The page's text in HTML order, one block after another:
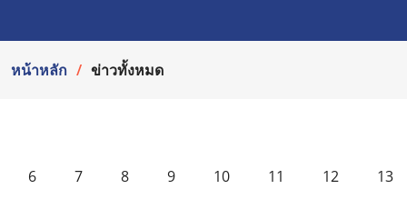
หน้าหลัก ข่าวทั้งหมด
6 7 8 9 10 11 12 13